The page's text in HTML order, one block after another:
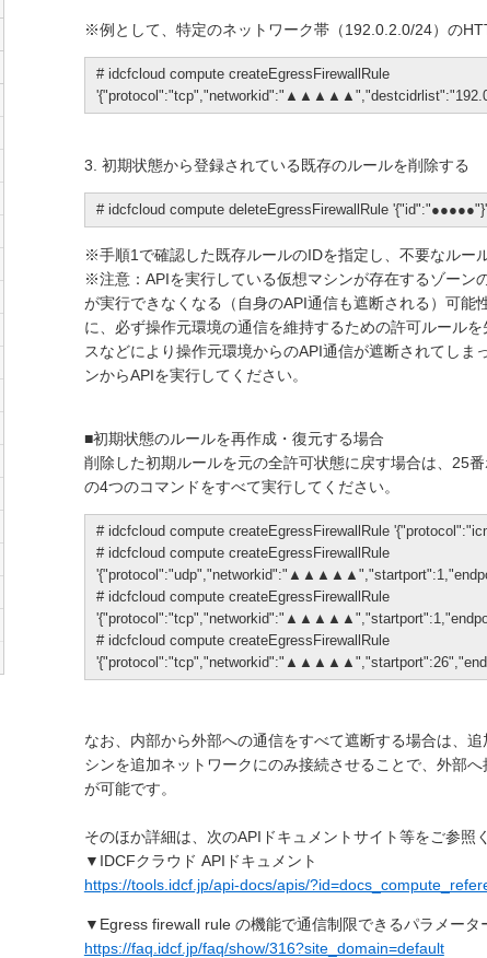
※例として、特定のネットワーク帯（192.0.2.0/24）の
# idcfcloud compute createEgressFirewallRule
3. 初期状態から登録されている既存のルールを削除する
# idcfcloud compute deleteEgressFirewallRule '{"id":"●●●●●"}'
※手順1で確認した既存ルールのIDを指定し、不要なルー
※注意：APIを実行している仮想マシンが存在するゾーン
が実行できなくなる（自身のAPI通信も遮断される）可能
に、必ず操作元環境の通信を維持するための許可ルール
スなどにより操作元環境からのAPI通信が遮断されてしま
ンからAPIを実行してください。
■初期状態のルールを再作成・復元する場合
削除した初期ルールを元の全許可状態に戻す場合は、25
の4つのコマンドをすべて実行してください。
# idcfcloud compute createEgressFirewallRule
# idcfcloud compute createEgressFirewallRule
# idcfcloud compute createEgressFirewallRule
# idcfcloud compute createEgressFirewallRule
なお、内部から外部への通信をすべて遮断する場合は、
シンを追加ネットワークにのみ接続させることで、外部
が可能です。
そのほか詳細は、次のAPIドキュメントサイト等をご参照
▼IDCFクラウド APIドキュメント
https://tools.idcf.jp/api-docs/apis/
▼Egress firewall rule の機能で通信制限できるパラメータ
https://faq.idcf.jp/faq/show/316?site_domain=default